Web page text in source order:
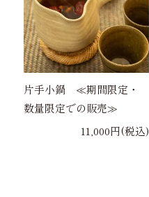
片手小鍋 ≪期間限定・
数量限定での販売≫
11,000円(税込)